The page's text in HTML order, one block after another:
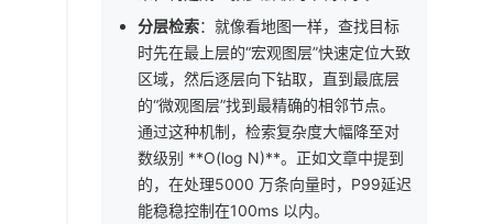
分层检索：就像看地图一样，查找目标
时先在最上层的“宏观图层”快速定位大致
区域，然后逐层向下钻取，直到最底层
的“微观图层”找到最精确的相邻节点。
通过这种机制，检索复杂度大幅降至对
数级别 **O(log N)**。正如文章中提到
的，在处理5000 万条向量时，P99延迟
能稳稳控制在100ms 以内。